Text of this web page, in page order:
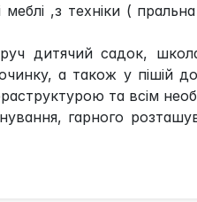
,з техніки (
дитячий садок,
а також у пішій
та всім
гарного